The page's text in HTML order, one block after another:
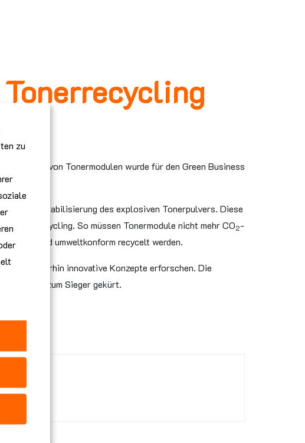
von Tonermodulen wurde für den Green Business
und Stabilisierung des explosiven Tonerpulvers. Diese
Tonerrecycling. So müssen Tonermodule nicht mehr CO2-
lokal und umweltkonform recycelt werden.
weiterhin innovative Konzepte erforschen. Die
Forum zum Sieger gekürt.
zu